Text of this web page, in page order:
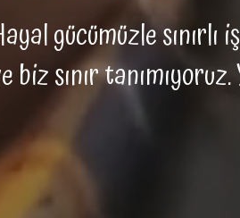
gücümüzle sınırlı
biz sınır